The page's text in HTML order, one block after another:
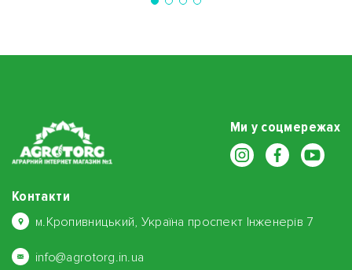
Ми у соцмережах
Контакти
м.Кропивницький, Україна проспект Інженерів 7
info@agrotorg.in.ua